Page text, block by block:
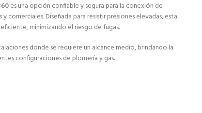
es una opción confiable y segura para la conexión de
comerciales. Diseñada para resistir presiones elevadas, esta
minimizando el riesgo de fugas.
donde se requiere un alcance medio, brindando la
configuraciones de plomería y gas.